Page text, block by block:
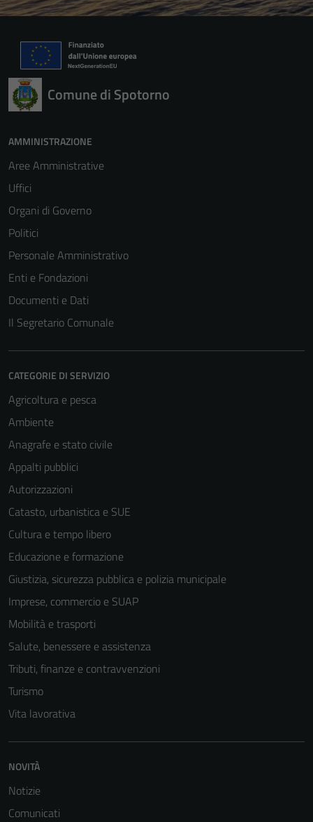
Comune di Spotorno
AMMINISTRAZIONE
Aree Amministrative
Uffici
Organi di Governo
Politici
Personale Amministrativo
Enti e Fondazioni
Documenti e Dati
Il Segretario Comunale
CATEGORIE DI SERVIZIO
Agricoltura e pesca
Ambiente
Anagrafe e stato civile
Appalti pubblici
Autorizzazioni
Catasto, urbanistica e SUE
Cultura e tempo libero
Educazione e formazione
Giustizia, sicurezza pubblica e polizia municipale
Imprese, commercio e SUAP
Mobilità e trasporti
Salute, benessere e assistenza
Tributi, finanze e contravvenzioni
Turismo
Vita lavorativa
NOVITÀ
Notizie
Comunicati
sono necessari
personali.